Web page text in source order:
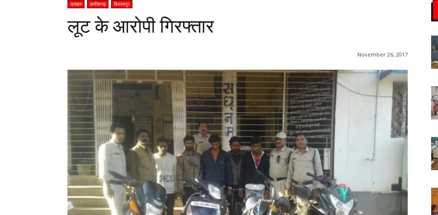
क्राइम छत्तीसगढ़ बिलासपुर
लूट के आरोपी गिरफ्तार
November 26, 2017